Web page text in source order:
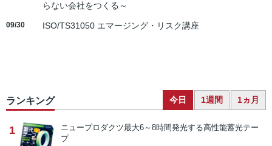
らない会社をつくる～
09/30 ISO/TS31050 エマージング・リスク講座
ランキング 今日 1週間 1ヵ月
1 ニュープロダクツ最大6～8時間発光する高性能蓄光テー
プ